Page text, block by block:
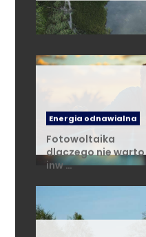
Energia odnawialna
Fotowoltaika
dlaczego nie warto
inw …